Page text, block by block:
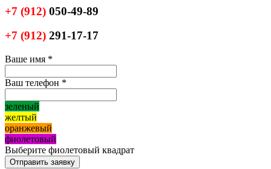
+7 (912) 050-49-89
+7 (912) 291-17-17
Ваше имя *
Ваш телефон *
зеленый
желтый
оранжевый
фиолетовый
Выберите фиолетовый квадрат